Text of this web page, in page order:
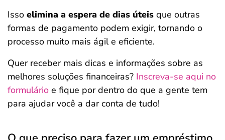
Isso elimina a espera de dias úteis que outras
formas de pagamento podem exigir, tornando o
processo muito mais ágil e eficiente.
Quer receber mais dicas e informações sobre as
melhores soluções financeiras? Inscreva-se aqui no
formulário e fique por dentro do que a gente tem
para ajudar você a dar conta de tudo!